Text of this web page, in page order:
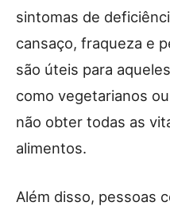
sintomas de
cansaço, fraqueza e
são úteis para
como vegetarianos
não obter todas as
alimentos.
Além disso, pessoas